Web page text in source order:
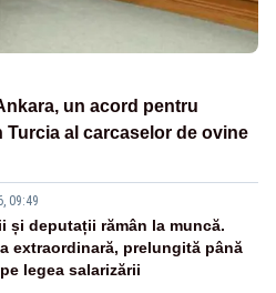
un acord pentru
al carcaselor de ovine
09:49
și deputații rămân la muncă.
extraordinară, prelungită până
legea salarizării